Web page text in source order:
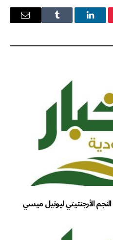
لينكدإن Tumblr
البريد
الأرجنتيني ليونيل ميسي